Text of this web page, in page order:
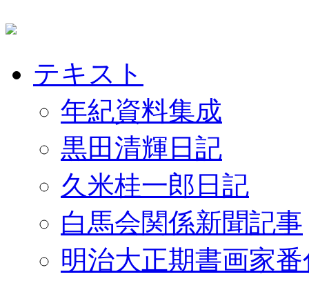
テキスト
年紀資料集成
黒田清輝日記
久米桂一郎日記
白馬会関係新聞記事
明治大正期書画家